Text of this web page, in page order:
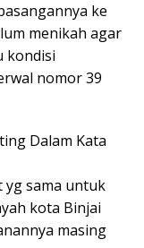
ke
menikah agar
kondisi
nomor 39
Dalam Kata
yg sama untuk
kota Binjai
masing